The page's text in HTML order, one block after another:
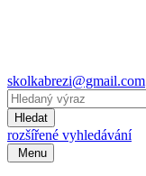
skolkabrezi@gmail.com
Hledat
rozšířené vyhledávání
Menu